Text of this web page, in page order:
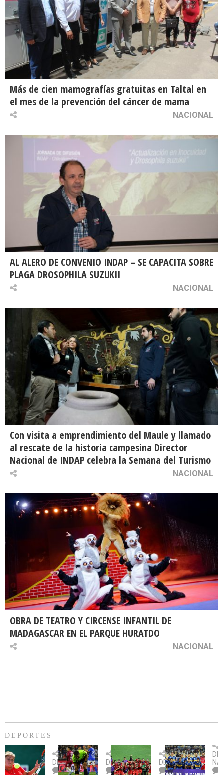
Más de cien mamografías gratuitas en Taltal en
el mes de la prevención del cáncer de mama
NACIONAL
AL ALERO DE CONVENIO INDAP – SE CAPACITA SOBRE
PLAGA DROSOPHILA SUZUKII
NACIONAL
Con visita a emprendimiento del Maule y llamado
al rescate de la historia campesina Director
Nacional de INDAP celebra la Semana del Turismo
NACIONAL
OBRA DE TEATRO Y CIRCENSE INFANTIL DE
MADAGASCAR EN EL PARQUE HURATDO
NACIONAL
DEPORTES
Billie
Jean
King
DEPORTES
U.
Católica
fue
DEPORTES
Copa
Sudamericana:
U.
DEPORTES
un